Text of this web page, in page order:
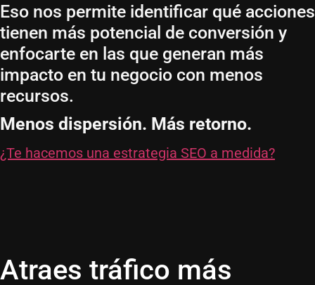
Eso nos permite identificar qué acciones
tienen más potencial de conversión y
enfocarte en las que generan más
impacto en tu negocio con menos
recursos.
Menos dispersión. Más retorno.
¿Te hacemos una estrategia SEO a medida?
Atraes tráfico más